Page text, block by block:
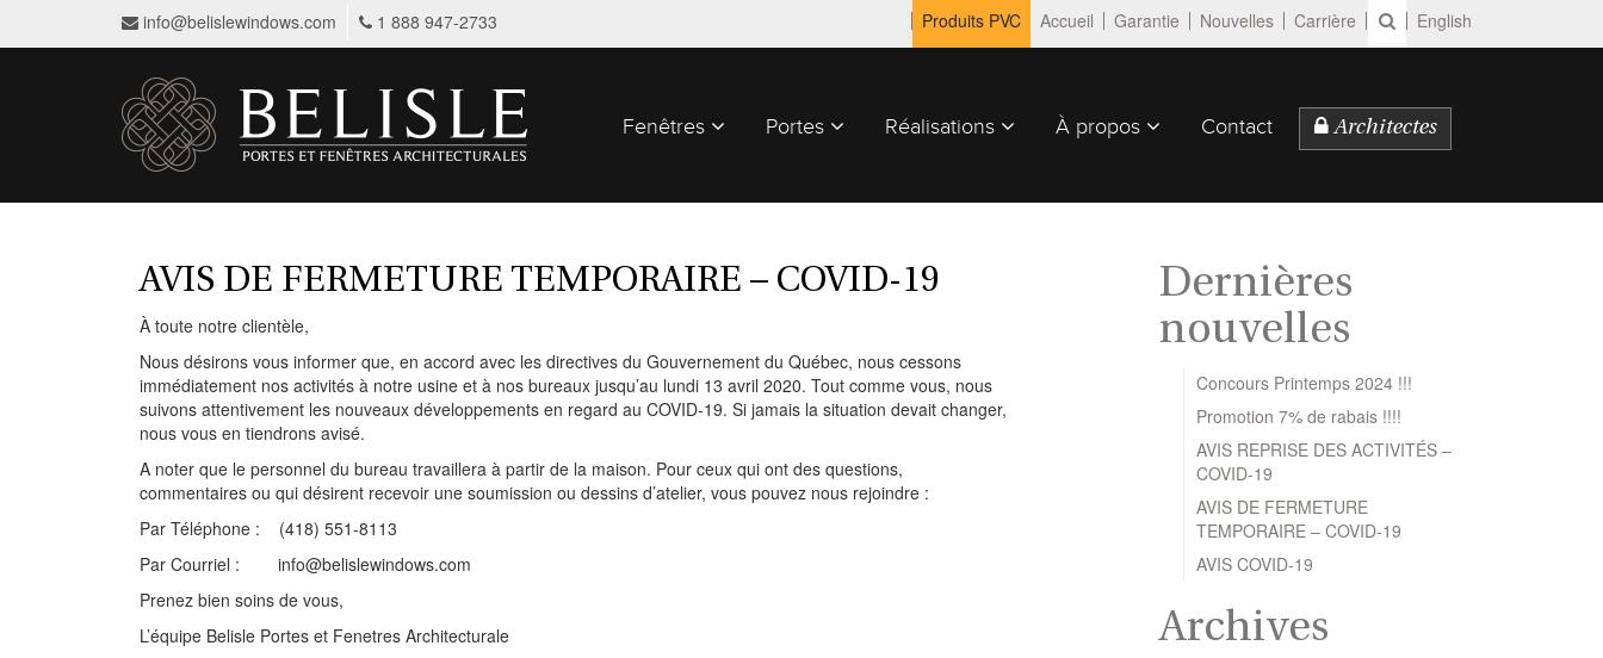
info@belislewindows.com 1 888 947-2733 Produits PVC Accueil Garantie Nouvelles Carrière English
Fenêtres Portes Réalisations À propos Contact Architectes
AVIS DE FERMETURE TEMPORAIRE – COVID-19
À toute notre clientèle,
Nous désirons vous informer que, en accord avec les directives du Gouvernement du Québec, nous cessons
immédiatement nos activités à notre usine et à nos bureaux jusqu’au lundi 13 avril 2020. Tout comme vous, nous
suivons attentivement les nouveaux développements en regard au COVID-19. Si jamais la situation devait changer,
nous vous en tiendrons avisé.
A noter que le personnel du bureau travaillera à partir de la maison. Pour ceux qui ont des questions,
commentaires ou qui désirent recevoir une soumission ou dessins d’atelier, vous pouvez nous rejoindre :
Par Téléphone : (418) 551-8113
Par Courriel : info@belislewindows.com
Prenez bien soins de vous,
L’équipe Belisle Portes et Fenetres Architecturale
Dernières
nouvelles
Concours Printemps 2024 !!!
Promotion 7% de rabais !!!!
AVIS REPRISE DES ACTIVITÉS –
COVID-19
AVIS DE FERMETURE
TEMPORAIRE – COVID-19
AVIS COVID-19
Archives